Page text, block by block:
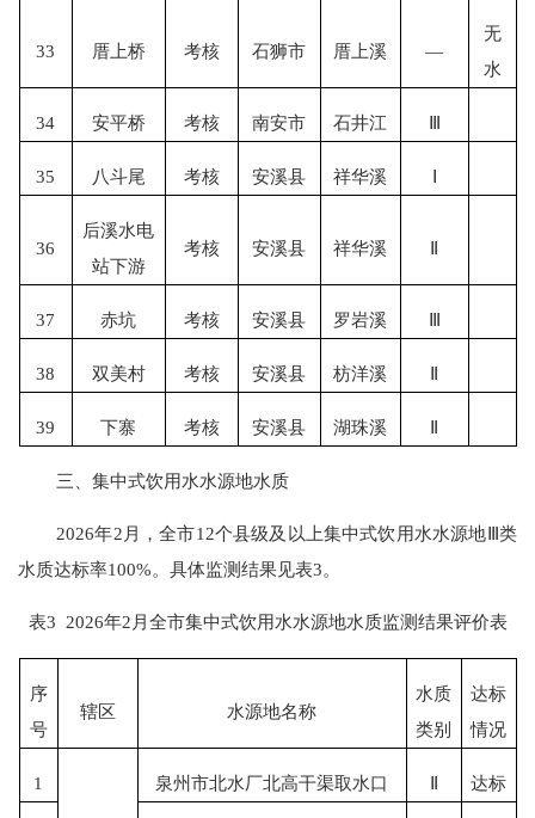
33 厝上桥 考核 石狮市 厝上溪 —
无
水
34 安平桥 考核 南安市 石井江 Ⅲ
35 八斗尾 考核 安溪县 祥华溪 Ⅰ
36
后溪水电
站下游
考核 安溪县 祥华溪 Ⅱ
37 赤坑 考核 安溪县 罗岩溪 Ⅲ
38 双美村 考核 安溪县 枋洋溪 Ⅱ
39 下寨 考核 安溪县 湖珠溪 Ⅱ
三、集中式饮用水水源地水质
2026年2月，全市12个县级及以上集中式饮用水水源地Ⅲ类
水质达标率100%。具体监测结果见表3。
表3 2026年2月全市集中式饮用水水源地水质监测结果评价表
序
号
辖区 水源地名称
水质
类别
达标
情况
1 泉州市北水厂北高干渠取水口 Ⅱ 达标